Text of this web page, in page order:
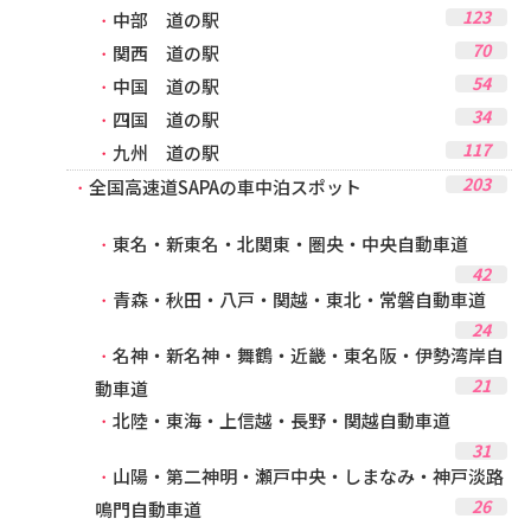
中部 道の駅 123
関西 道の駅 70
中国 道の駅 54
四国 道の駅 34
九州 道の駅 117
全国高速道SAPAの車中泊スポット 203
東名・新東名・北関東・圏央・中央自動車道
42
青森・秋田・八戸・関越・東北・常磐自動車道
24
名神・新名神・舞鶴・近畿・東名阪・伊勢湾岸自
動車道
21
北陸・東海・上信越・長野・関越自動車道
31
山陽・第二神明・瀬戸中央・しまなみ・神戸淡路
鳴門自動車道
26